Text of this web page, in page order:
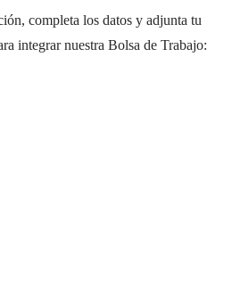
completa los datos y adjunta tu
integrar nuestra Bolsa de Trabajo: